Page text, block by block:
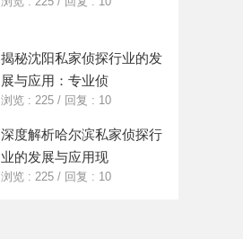
揭秘沈阳私家侦探行业的发
展与应用：专业侦
浏览 : 225 / 回复 : 10
深度解析哈尔滨私家侦探行
业的发展与应用现
浏览 : 225 / 回复 : 10